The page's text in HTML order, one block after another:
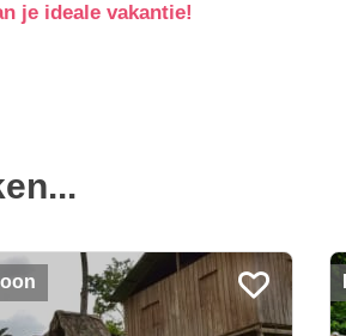
je ideale vakantie!